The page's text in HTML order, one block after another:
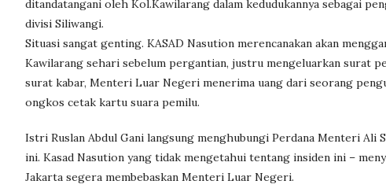
ditandatangani oleh Kol.Kawilarang dalam kedudukannya sebagai
divisi Siliwangi.
Situasi sangat genting. KASAD Nasution merencanakan akan
Kawilarang sehari sebelum pergantian, justru mengeluarkan surat
surat kabar, Menteri Luar Negeri menerima uang dari seorang
ongkos cetak kartu suara pemilu.
Istri Ruslan Abdul Gani langsung menghubungi Perdana Menteri
ini. Kasad Nasution yang tidak mengetahui tentang insiden ini –
Jakarta segera membebaskan Menteri Luar Negeri.